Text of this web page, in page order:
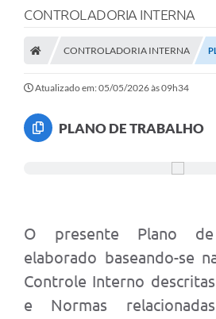
CONTROLADORIA INTERNA
CONTROLADORIA INTERNA
Atualizado em: 05/05/2026 às 09h34
PLANO DE TRABALHO
O presente Plano
elaborado baseando-se
Controle Interno
e Normas